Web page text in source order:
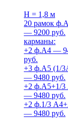
H = 1,8 м
20 рамок
— 9200 руб.
карманы:
+2 ф.А4 —
руб.
+3 ф.А5 (1/
— 9480 руб.
+2 ф.А5+1/3
— 9480 руб.
+2 ф.1/3
— 9480 руб.